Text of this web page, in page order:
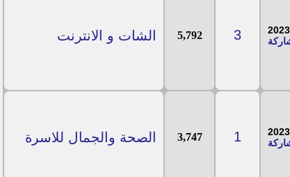
3
5,792 الشات و الانترنت
1
3,747 الصحة والجمال للاسرة